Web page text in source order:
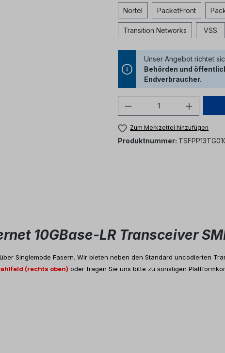
Nortel PacketFront
Transition Networks VSS
Unser Angebot richtet
Behörden und
Endverbraucher.
Produkt Anzahl:
Zum Merkzettel hinzufügen
Produktnummer:
10GBase-LR Transceiver
Singlemode Fasern. Wir bieten neben den Standard uncodierten
(rechts oben) oder fragen Sie uns bitte zu sonstigen